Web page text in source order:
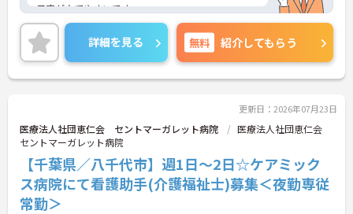
予定が立てやすいです。
ご興味のある方は、お気軽にお問い合わせくださ
い。
詳細を見る 無料 紹介してもらう
更新日：2026年07月23日
医療法人社団恵仁会 セントマーガレット病院
医療法人社団恵仁会
セントマーガレット病院
【千葉県／八千代市】週1日～2日☆ケアミック
ス病院にて看護助手(介護福祉士)募集＜夜勤専従
常勤＞